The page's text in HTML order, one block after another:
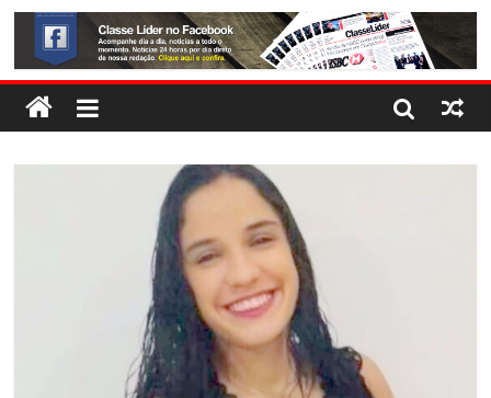
ALTERNATIVAS
LORENA, PINDAMONHANGABA E QUELUZ NA RETA FINAL
PELA FÁBRICA DA COCA-COLA!